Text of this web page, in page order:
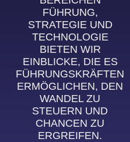
FÜHRUNG,
STRATEGIE UND
TECHNOLOGIE
BIETEN WIR
EINBLICKE, DIE ES
FÜHRUNGSKRÄFTEN
ERMÖGLICHEN, DEN
WANDEL ZU
STEUERN UND
CHANCEN ZU
ERGREIFEN.